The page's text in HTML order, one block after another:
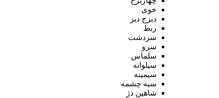
خوی
دیزج دیز
ربط
سردشت
سرو
سلماس
سیلوانه
سیمینه
سیه چشمه
شاهین دژ